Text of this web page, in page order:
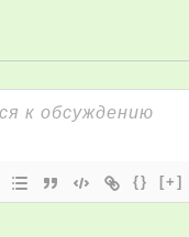
{} [+]